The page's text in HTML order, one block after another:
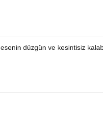
düzgün ve kesintisiz